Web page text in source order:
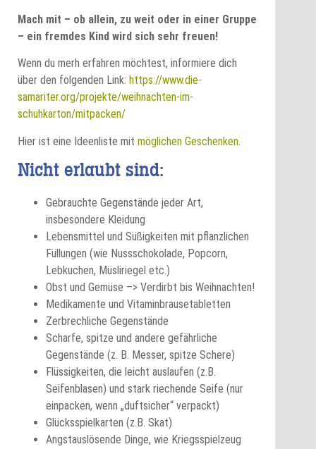
Mach mit – ob allein, zu weit oder in einer Gruppe
– ein fremdes Kind wird sich sehr freuen!
Wenn du merh erfahren möchtest, informiere dich
über den folgenden Link: https://www.die-
samariter.org/projekte/weihnachten-im-
schuhkarton/mitpacken/
Hier ist eine Ideenliste mit möglichen Geschenken
Nicht erlaubt sind:
Gebrauchte Gegenstände jeder Art,
insbesondere Kleidung
Lebensmittel und Süßigkeiten mit pflanzlichen
Füllungen (wie Nussschokolade, Popcorn,
Lebkuchen, Müsliriegel etc.)
Obst und Gemüse –> Verdirbt bis Weihnachten!
Medikamente und Vitaminbrausetabletten
Zerbrechliche Gegenstände
Scharfe, spitze und andere gefährliche
Gegenstände (z. B. Messer, spitze Schere)
Flüssigkeiten, die leicht auslaufen (z.B.
Seifenblasen) und stark riechende Seife (nur
einpacken, wenn „duftsicher“ verpackt)
Glücksspielkarten (z.B. Skat)
Angstauslösende Dinge, wie Kriegsspielzeug